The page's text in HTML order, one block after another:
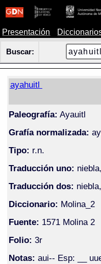
Presentación
Buscar:
ayahuitl
Paleografía: Ayauitl
Grafía normalizada:
Tipo: r.n.
Traducción uno:
Traducción dos:
Diccionario: Molina_2
Fuente: 1571 Molina 2
Folio: 3r
Notas: aui-- Esp: __